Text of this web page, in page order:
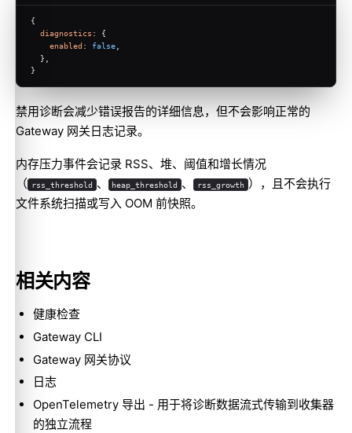
{
diagnostics : {
enabled : false
  },
}
禁用诊断会减少错误报告的详细信息，但不会影响正常的
Gateway 网关日志记录。
内存压力事件会记录 RSS、堆、阈值和增长情况
（ rss_threshold 、 heap_threshold 、 rss_growth ），且不会执行
文件系统扫描或写入 OOM 前快照。
相关内容
健康检查
Gateway CLI
Gateway 网关协议
日志
OpenTelemetry 导出 - 用于将诊断数据流式传输到收集器
的独立流程